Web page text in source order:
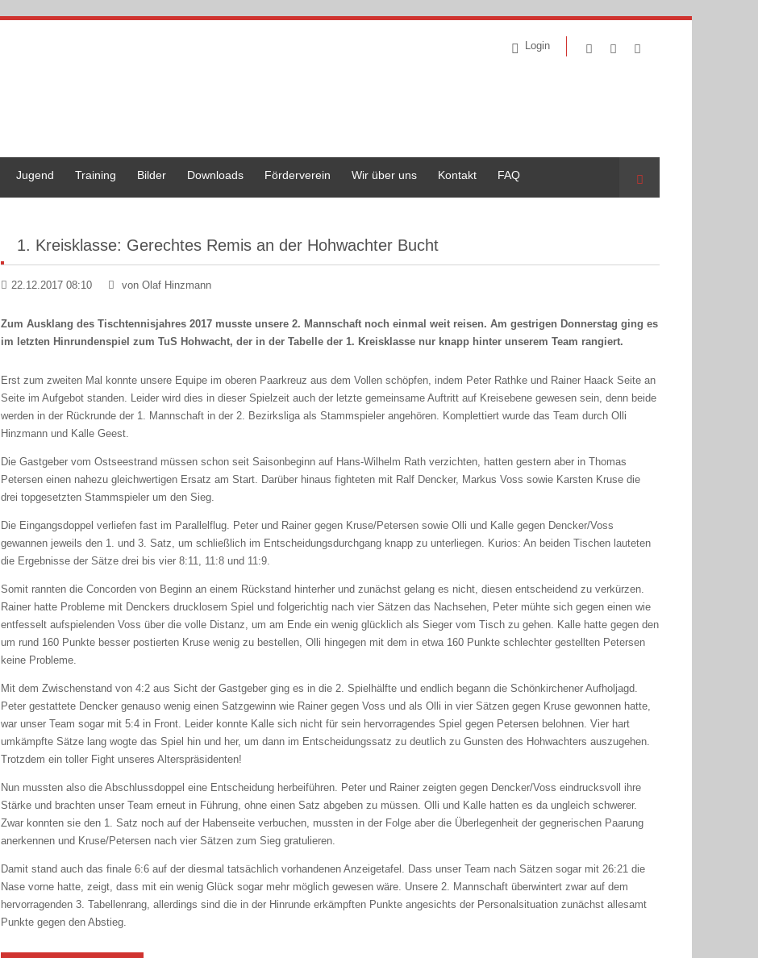
Login
Jugend Training Bilder Downloads Förderverein Wir über uns Kontakt FAQ Suche
1. Kreisklasse: Gerechtes Remis an der Hohwachter Bucht
22.12.2017 08:10 von Olaf Hinzmann
Zum Ausklang des Tischtennisjahres 2017 musste unsere 2. Mannschaft noch einmal weit reisen. Am gestrigen Donnerstag ging es
im letzten Hinrundenspiel zum TuS Hohwacht, der in der Tabelle der 1. Kreisklasse nur knapp hinter unserem Team rangiert.
Erst zum zweiten Mal konnte unsere Equipe im oberen Paarkreuz aus dem Vollen schöpfen, indem Peter Rathke und Rainer Haack Seite an
Seite im Aufgebot standen. Leider wird dies in dieser Spielzeit auch der letzte gemeinsame Auftritt auf Kreisebene gewesen sein, denn beide
werden in der Rückrunde der 1. Mannschaft in der 2. Bezirksliga als Stammspieler angehören. Komplettiert wurde das Team durch Olli
Hinzmann und Kalle Geest.
Die Gastgeber vom Ostseestrand müssen schon seit Saisonbeginn auf Hans-Wilhelm Rath verzichten, hatten gestern aber in Thomas
Petersen einen nahezu gleichwertigen Ersatz am Start. Darüber hinaus fighteten mit Ralf Dencker, Markus Voss sowie Karsten Kruse die
drei topgesetzten Stammspieler um den Sieg.
Die Eingangsdoppel verliefen fast im Parallelflug. Peter und Rainer gegen Kruse/Petersen sowie Olli und Kalle gegen Dencker/Voss
gewannen jeweils den 1. und 3. Satz, um schließlich im Entscheidungsdurchgang knapp zu unterliegen. Kurios: An beiden Tischen lauteten
die Ergebnisse der Sätze drei bis vier 8:11, 11:8 und 11:9.
Somit rannten die Concorden von Beginn an einem Rückstand hinterher und zunächst gelang es nicht, diesen entscheidend zu verkürzen.
Rainer hatte Probleme mit Denckers drucklosem Spiel und folgerichtig nach vier Sätzen das Nachsehen, Peter mühte sich gegen einen wie
entfesselt aufspielenden Voss über die volle Distanz, um am Ende ein wenig glücklich als Sieger vom Tisch zu gehen. Kalle hatte gegen den
um rund 160 Punkte besser postierten Kruse wenig zu bestellen, Olli hingegen mit dem in etwa 160 Punkte schlechter gestellten Petersen
keine Probleme.
Mit dem Zwischenstand von 4:2 aus Sicht der Gastgeber ging es in die 2. Spielhälfte und endlich begann die Schönkirchener Aufholjagd.
Peter gestattete Dencker genauso wenig einen Satzgewinn wie Rainer gegen Voss und als Olli in vier Sätzen gegen Kruse gewonnen hatte,
war unser Team sogar mit 5:4 in Front. Leider konnte Kalle sich nicht für sein hervorragendes Spiel gegen Petersen belohnen. Vier hart
umkämpfte Sätze lang wogte das Spiel hin und her, um dann im Entscheidungssatz zu deutlich zu Gunsten des Hohwachters auszugehen.
Trotzdem ein toller Fight unseres Alterspräsidenten!
Nun mussten also die Abschlussdoppel eine Entscheidung herbeiführen. Peter und Rainer zeigten gegen Dencker/Voss eindrucksvoll ihre
Stärke und brachten unser Team erneut in Führung, ohne einen Satz abgeben zu müssen. Olli und Kalle hatten es da ungleich schwerer.
Zwar konnten sie den 1. Satz noch auf der Habenseite verbuchen, mussten in der Folge aber die Überlegenheit der gegnerischen Paarung
anerkennen und Kruse/Petersen nach vier Sätzen zum Sieg gratulieren.
Damit stand auch das finale 6:6 auf der diesmal tatsächlich vorhandenen Anzeigetafel. Dass unser Team nach Sätzen sogar mit 26:21 die
Nase vorne hatte, zeigt, dass mit ein wenig Glück sogar mehr möglich gewesen wäre. Unsere 2. Mannschaft überwintert zwar auf dem
hervorragenden 3. Tabellenrang, allerdings sind die in der Hinrunde erkämpften Punkte angesichts der Personalsituation zunächst allesamt
Punkte gegen den Abstieg.